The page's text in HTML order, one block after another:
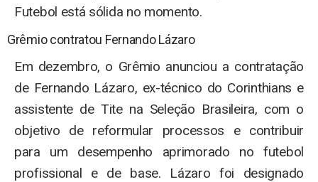
Futebol está sólida no momento.
Grêmio contratou Fernando Lázaro
Em dezembro, o Grêmio anunciou a contratação
de Fernando Lázaro, ex-técnico do Corinthians e
assistente de Tite na Seleção Brasileira, com o
objetivo de reformular processos e contribuir
para um desempenho aprimorado no futebol
profissional e de base. Lázaro foi designado